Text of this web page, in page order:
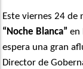
Este viernes 24 de
“Noche Blanca” en
espera una gran
Director de